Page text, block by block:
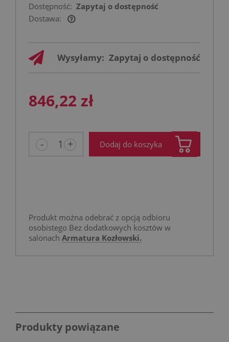
Dostępność: Zapytaj o dostępność
Dostawa:
Cena nie zawiera ewentualnych kosztów
Wysyłamy: Zapytaj o dostępność
846,22 zł
- + Dodaj do koszyka
Produkt można odebrać z opcją odbioru
osobistego Bez dodatkowych kosztów w
salonach Armatura Kozłowski.
Produkty powiązane